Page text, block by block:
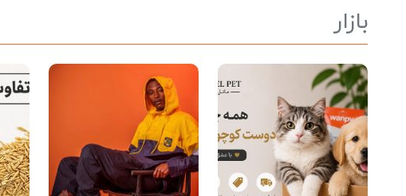
بازار